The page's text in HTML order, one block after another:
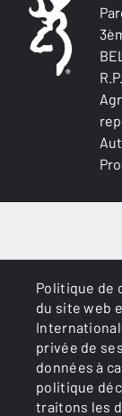
Politique de
du site web
International
privée de
données à
politique
traitons les